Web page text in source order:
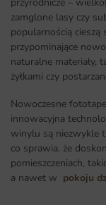
zamglone lasy czy
popularnością
przypominające
naturalne materiały,
żyłkami czy
Nowoczesne
innowacyjna
winylu są niezwykle
co sprawia, że
pomieszczeniach,
a nawet w pokoju